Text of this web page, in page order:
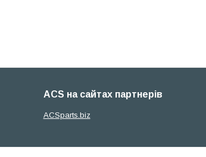
ACS на сайтах партнерів
ACSparts.biz